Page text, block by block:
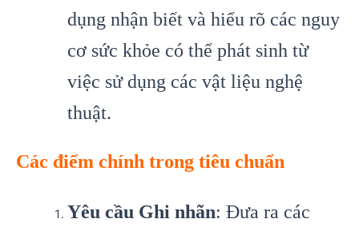
dụng nhận biết và hiểu rõ các nguy
cơ sức khỏe có thể phát sinh từ
việc sử dụng các vật liệu nghệ
thuật.
Các điểm chính trong tiêu chuẩn
Yêu cầu Ghi nhãn: Đưa ra các